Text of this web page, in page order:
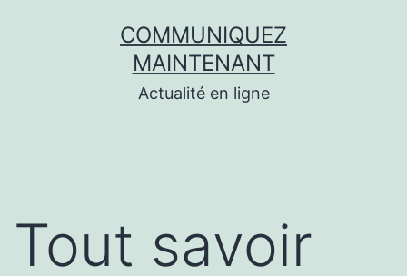
COMMUNIQUEZ
MAINTENANT
Actualité en ligne
Tout savoir